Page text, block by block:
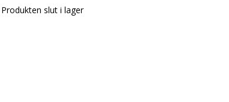
Produkten slut i lager